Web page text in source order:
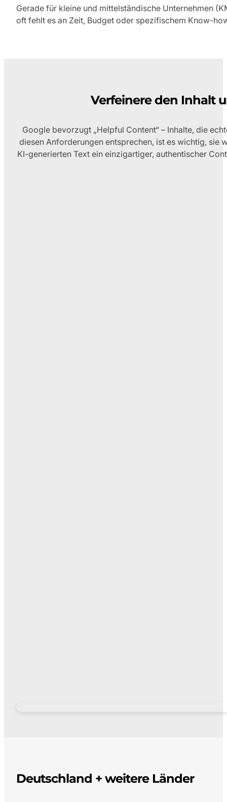
Gerade für kleine und mittelständische Unternehmen
oft fehlt es an Zeit, Budget oder spezifischem Know-
Verfeinere den Inhalt
Google bevorzugt „Helpful Content“ – Inhalte, die
diesen Anforderungen entsprechen, ist es wichtig, sie
KI-generierten Text ein einzigartiger, authentischer
Deutschland + weitere Länder